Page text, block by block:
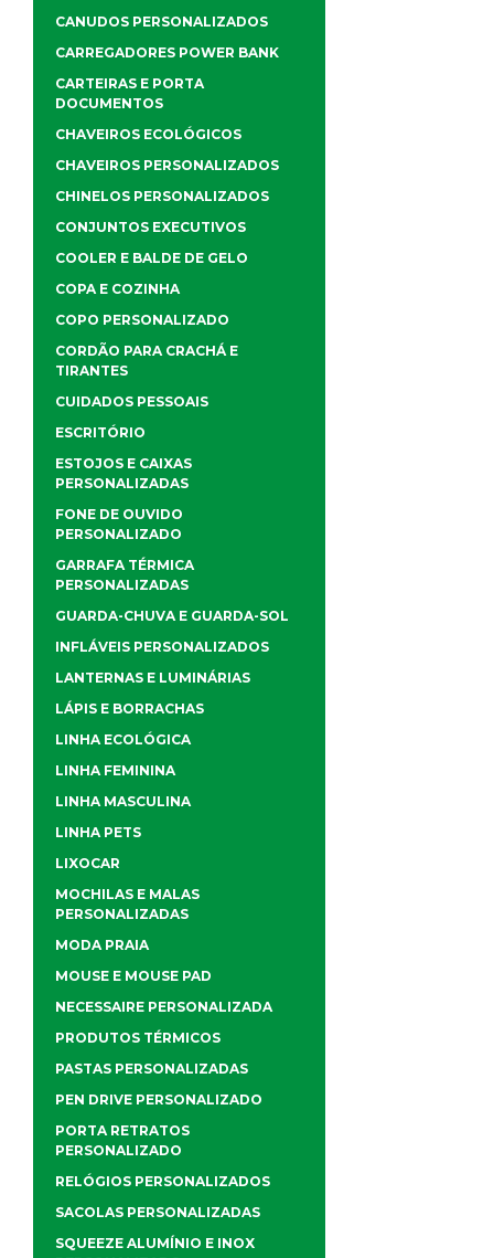
CANUDOS PERSONALIZADOS
CARREGADORES POWER BANK
CARTEIRAS E PORTA
DOCUMENTOS
CHAVEIROS ECOLÓGICOS
CHAVEIROS PERSONALIZADOS
CHINELOS PERSONALIZADOS
CONJUNTOS EXECUTIVOS
COOLER E BALDE DE GELO
COPA E COZINHA
COPO PERSONALIZADO
CORDÃO PARA CRACHÁ E
TIRANTES
CUIDADOS PESSOAIS
ESCRITÓRIO
ESTOJOS E CAIXAS
PERSONALIZADAS
FONE DE OUVIDO
PERSONALIZADO
GARRAFA TÉRMICA
PERSONALIZADAS
GUARDA-CHUVA E GUARDA-SOL
INFLÁVEIS PERSONALIZADOS
LANTERNAS E LUMINÁRIAS
LÁPIS E BORRACHAS
LINHA ECOLÓGICA
LINHA FEMININA
LINHA MASCULINA
LINHA PETS
LIXOCAR
MOCHILAS E MALAS
PERSONALIZADAS
MODA PRAIA
MOUSE E MOUSE PAD
NECESSAIRE PERSONALIZADA
PRODUTOS TÉRMICOS
PASTAS PERSONALIZADAS
PEN DRIVE PERSONALIZADO
PORTA RETRATOS
PERSONALIZADO
RELÓGIOS PERSONALIZADOS
SACOLAS PERSONALIZADAS
SQUEEZE ALUMÍNIO E INOX